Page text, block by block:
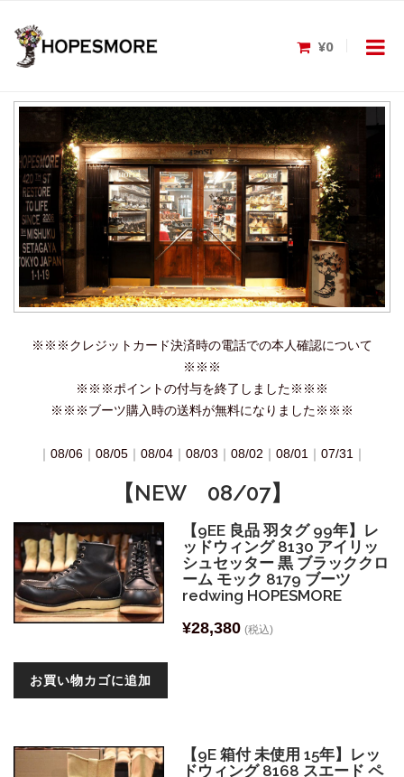
¥0
※※※クレジットカード決済時の電話での本人確認について
※※※
※※※ポイントの付与を終了しました※※※
※※※ブーツ購入時の送料が無料になりました※※※
｜ 08/06 ｜ 08/05 ｜ 08/04 ｜ 08/03 ｜ 08/02 ｜ 08/01 ｜ 07/31 ｜
【NEW 08/07】
【9EE 良品 羽タグ 99年】レ
ッドウィング 8130 アイリッ
シュセッター 黒 ブラッククロ
ーム モック 8179 ブーツ
redwing HOPESMORE
¥28,380 (税込)
お買い物カゴに追加
【9E 箱付 未使用 15年】レッ
ドウィング 8168 スエード ペ